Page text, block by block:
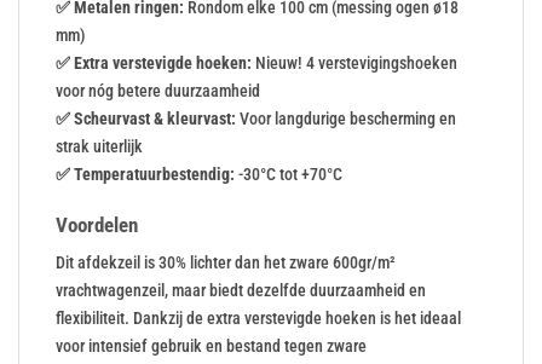
✅ Metalen ringen: Rondom elke 100 cm (messing ogen ø18
mm)
✅ Extra verstevigde hoeken: Nieuw! 4 verstevigingshoeken
voor nóg betere duurzaamheid
✅ Scheurvast & kleurvast: Voor langdurige bescherming en
strak uiterlijk
✅ Temperatuurbestendig: -30°C tot +70°C
Voordelen
Dit afdekzeil is 30% lichter dan het zware 600gr/m²
vrachtwagenzeil, maar biedt dezelfde duurzaamheid en
flexibiliteit. Dankzij de extra verstevigde hoeken is het ideaal
voor intensief gebruik en bestand tegen zware